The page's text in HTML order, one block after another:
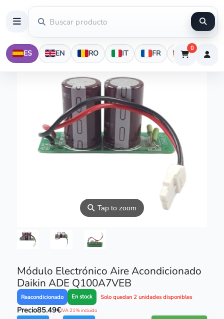
ES EN RO IT FR DE
0
⚲Tap to zoom
Módulo Electrónico Aire Acondicionado
Daikin ADE Q100A7VEB
Reacondicionado En stock Solo quedan 2 unidades disponibles
Precio85.49€IVA 21% incluido